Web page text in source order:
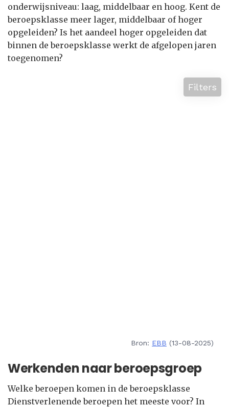
onderwijsniveau: laag, middelbaar en hoog. Kent de
beroepsklasse meer lager, middelbaar of hoger
opgeleiden? Is het aandeel hoger opgeleiden dat
binnen de beroepsklasse werkt de afgelopen jaren
toegenomen?
Filters
Bron: EBB (13-08-2025)
Werkenden naar beroepsgroep
Welke beroepen komen in de beroepsklasse
Dienstverlenende beroepen het meeste voor? In